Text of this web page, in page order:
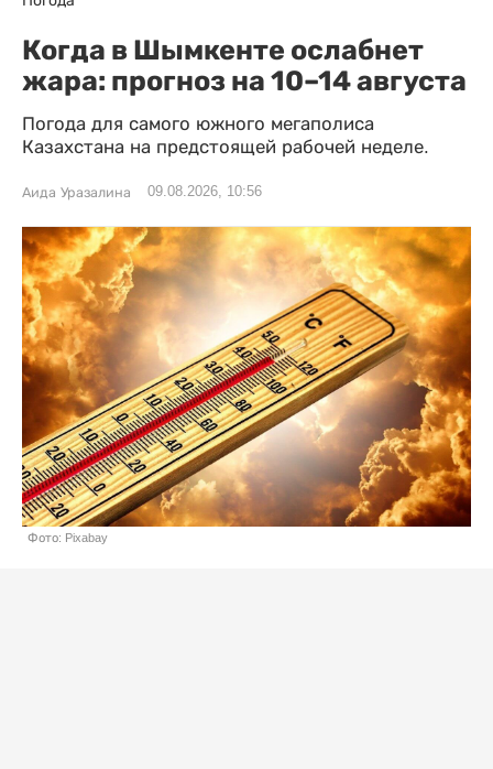
Когда в Шымкенте ослабнет
жара: прогноз на 10–14 августа
Погода для самого южного мегаполиса
Казахстана на предстоящей рабочей неделе.
Аида Уразалина 09.08.2026, 10:56
Фото: Pixabay